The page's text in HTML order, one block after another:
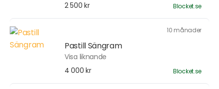
2 500 kr
Blocket.se
10 månader
Pastill Sängram
Visa liknande
4 000 kr
Blocket.se